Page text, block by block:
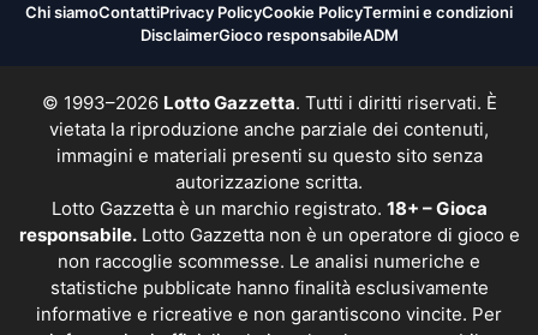
Chi siamoContattiPrivacy PolicyCookie PolicyTermini e condizioni
DisclaimerGioco responsabileADM
© 1993–2026 Lotto Gazzetta. Tutti i diritti riservati. È
vietata la riproduzione anche parziale dei contenuti,
immagini e materiali presenti su questo sito senza
autorizzazione scritta.
Lotto Gazzetta è un marchio registrato. 18+ – Gioca
responsabile.Lotto Gazzetta non è un operatore di gioco e
non raccoglie scommesse. Le analisi numeriche e
statistiche pubblicate hanno finalità esclusivamente
informative e ricreative e non garantiscono vincite. Per